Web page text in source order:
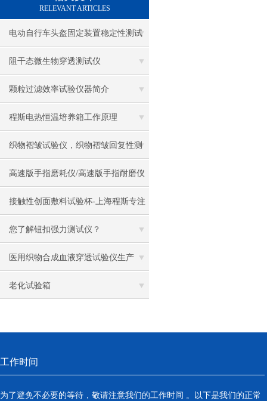
电热恒温水槽
电热恒温油浴锅
多管漩涡混匀仪
干燥箱 自然对流
高温鼓风干燥箱
恒温金属浴
恒温振荡器
精密鼓风干燥箱
精密恒温水槽
离心机
循环水槽
微孔板孵育器
RELEVANT ARTICLES
电动自行车头盔固定装置稳定性测试
仪-上海程斯提供行业标准测试方案
阻干态微生物穿透测试仪
颗粒过滤效率试验仪器简介
程斯电热恒温培养箱工作原理
织物褶皱试验仪，织物褶皱回复性测
试仪
高速版手指磨耗仪/高速版手指耐磨仪
接触性创面敷料试验杯-上海程斯专注
仪器行业多年
您了解钮扣强力测试仪？
医用织物合成血液穿透试验仪生产
老化试验箱
工作时间
为了避免不必要的等待，敬请注意我们的工作时间 。以下是我们的正常